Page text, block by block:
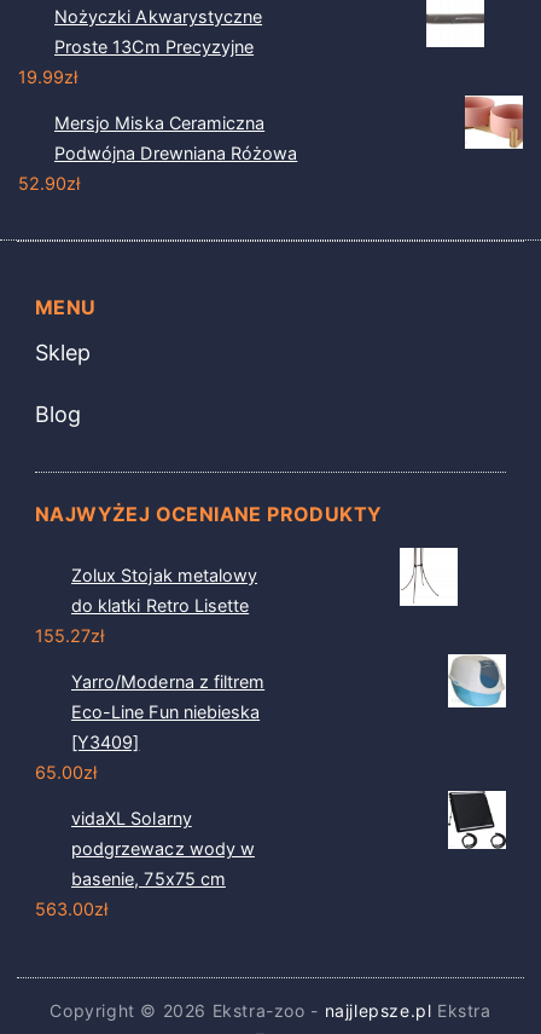
Nożyczki Akwarystyczne
Proste 13Cm Precyzyjne
19.99zł
Mersjo Miska Ceramiczna
Podwójna Drewniana Różowa
52.90zł
MENU
Sklep
Blog
NAJWYŻEJ OCENIANE PRODUKTY
Zolux Stojak metalowy
do klatki Retro Lisette
155.27zł
Yarro/Moderna z filtrem
Eco-Line Fun niebieska
[Y3409]
65.00zł
vidaXL Solarny
podgrzewacz wody w
basenie, 75x75 cm
563.00zł
Copyright © 2026 Ekstra-zoo - najjlepsze.pl Ekstra